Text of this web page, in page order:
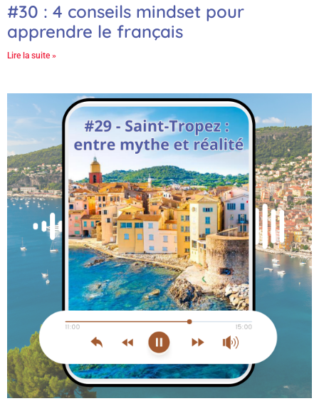
#30 : 4 conseils mindset pour
apprendre le français
Lire la suite »